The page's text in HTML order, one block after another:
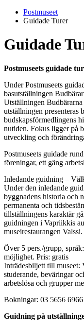
Postmuseet
Guidade Turer
Guidade
Postmuseets guidade
Under Postmuseets
basutställningen
Utställningen
utställningen presenteras
budskapsförmedlingens
nutiden. Fokus ligger på
utveckling och
Postmuseets guidade
föreningar, ett gäng
Inledande guidning –
Under den inledande
byggnadens historia och
permanenta och
tillställningens karaktär
guidningen i Vapriikkis
museirestaurangen Valssi.
Över 5 pers./grupp,
möjlighet. Pris: gratis
Inträdesbiljett till museet:
studerande, beväringar
arbetslösa och grupper
Bokningar: 03 5656 6966
Guidning på